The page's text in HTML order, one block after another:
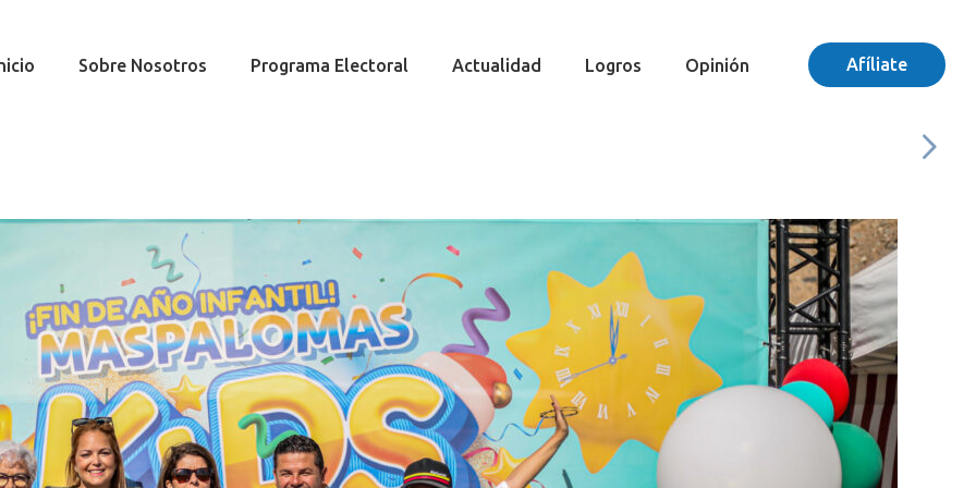
Sobre Nosotros Programa Electoral Actualidad Logros Opinión Afíliate